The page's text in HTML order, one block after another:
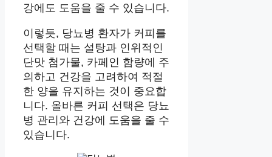
강에도 도움을 줄 수 있습니다.
이렇듯, 당뇨병 환자가 커피를
선택할 때는 설탕과 인위적인
단맛 첨가물, 카페인 함량에 주
의하고 건강을 고려하여 적절
한 양을 유지하는 것이 중요합
니다. 올바른 커피 선택은 당뇨
병 관리와 건강에 도움을 줄 수
있습니다.